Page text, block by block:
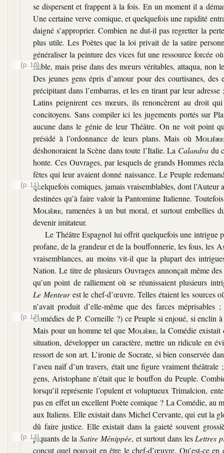
se dispersent et frappent à la fois. En un moment il a
Une certaine verve comique, et quelquefois une rapidité
daigné s’approprier. Combien ne dut-il pas regretter la
plus utile. Les Poètes que la loi privait de la satire
généraliser la peinture des vices fut une ressource forcée
faible, mais
{p. 10}
prise dans des mœurs véritables, attaqua, non
Des jeunes gens épris d’amour pour des courtisanes,
précipitant dans l’embarras, et les en tirant par leur
Latins peignirent ces mœurs, ils renoncèrent au droit
concitoyens. Sans compiler ici les jugements portés sur
aucune dans le génie de leur Théâtre. On ne voit point
présidé à l’ordonnance de leurs plans. Mais où Molière
déshonoraient la Scène dans toute l’Italie. La Calandra du
honte. Ces Ouvrages, par lesquels de grands Hommes
fêtes qui leur avaient donné naissance. Le Peuple
quelquefois comiques, jamais vraisemblables, dont
{p. 11}
l’Auteur
destinées qu’à faire valoir la Pantomime Italienne.
Molière, ramenées à un but moral, et surtout embellies
devenir imitateur.
Le Théâtre Espagnol lui offrit quelquefois une intrigue
profane, de la grandeur et de la bouffonnerie, les fous, les
vraisemblances, au moins vit-il que la plupart des
Nation. Le titre de plusieurs Ouvrages annonçait même
qu’un point de ralliement où se réunissaient plusieurs
Le Menteurest le chef-d’œuvre. Telles étaient les sources
n’avait produit d’elle-même que des farces méprisables
Comédies de P. Corneille ?)
{p. 12}
ce Peuple si enjoué, si enclin
Mais pour un homme tel que Molière, la Comédie existait
situation, développer un caractère, mettre un ridicule en
ressort de son art. L’ironie de Socrate, si bien conservée
l’aveu naïf d’un travers, était une figure vraiment
gens, Aristophane n’était que le bouffon du Peuple.
lorsqu’il représente l’opulent et voluptueux Trimalcion,
pas en effet un excellent Poète comique ? La Comédie, au
aux Italiens. Elle existait dans Michel Cervante, qui eut la
dû faire justice. Elle existait dans la gaieté souvent
piquants de la
{p. 13} Satire Ménippée, et surtout dans les Lettres
conçut quel pouvait en être le chef-d’œuvre. Qu’est-ce